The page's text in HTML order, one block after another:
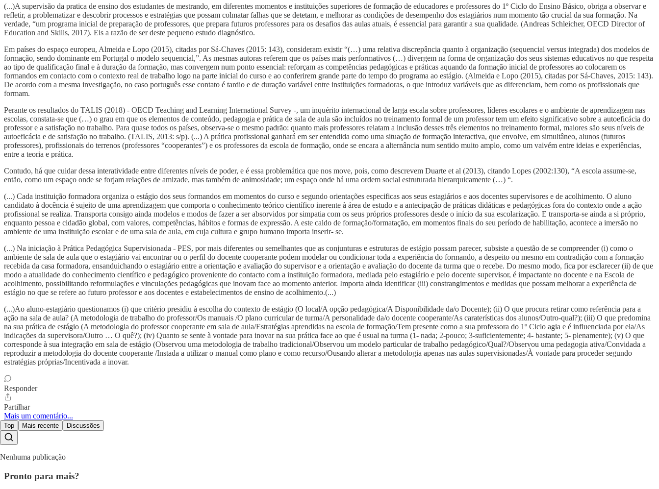
(...)A supervisão da pratica de ensino dos estudantes de mestrando, em diferentes momentos e instituições superiores de formação de educadores e professores do 1º Ciclo do Ensino Básico, obriga a observar e
refletir, a problematizar e descobrir processos e estratégias que possam colmatar falhas que se detetam, e melhorar as condições de desempenho dos estagiários num momento tão crucial da sua formação. Na
verdade, “um programa inicial de preparação de professores, que prepara futuros professores para os desafios das aulas atuais, é essencial para garantir a sua qualidade. (Andreas Schleicher, OECD Director of
Education and Skills, 2017). Eis a razão de ser deste pequeno estudo diagnóstico.
Em países do espaço europeu, Almeida e Lopo (2015), citadas por Sá-Chaves (2015: 143), consideram existir “(…) uma relativa discrepância quanto à organização (sequencial versus integrada) dos modelos de
formação, sendo dominante em Portugal o modelo sequencial,”. As mesmas autoras referem que os países mais performativos (…) divergem na forma de organização dos seus sistemas educativos no que respeita
ao tipo de qualificação final e à duração da formação, mas convergem num ponto essencial: reforçam as competências pedagógicas e práticas aquando da formação inicial de professores ao colocarem os
formandos em contacto com o contexto real de trabalho logo na parte inicial do curso e ao conferirem grande parte do tempo do programa ao estágio. (Almeida e Lopo (2015), citadas por Sá-Chaves, 2015: 143).
De acordo com a mesma investigação, no caso português esse contato é tardio e de duração variável entre instituições formadoras, o que introduz variáveis que as diferenciam, bem como os profissionais que
formam.
Perante os resultados do TALIS (2018) - OECD Teaching and Learning International Survey -, um inquérito internacional de larga escala sobre professores, líderes escolares e o ambiente de aprendizagem nas
escolas, constata-se que (…) o grau em que os elementos de conteúdo, pedagogia e prática de sala de aula são incluídos no treinamento formal de um professor tem um efeito significativo sobre a autoeficácia do
professor e a satisfação no trabalho. Para quase todos os países, observa-se o mesmo padrão: quanto mais professores relatam a inclusão desses três elementos no treinamento formal, maiores são seus níveis de
autoeficácia e de satisfação no trabalho. (TALIS, 2013: s/p). (...) A prática profissional ganhará em ser entendida como uma situação de formação interactiva, que envolve, em simultâneo, alunos (futuros
professores), profissionais do terrenos (professores “cooperantes”) e os professores da escola de formação, onde se encara a alternância num sentido muito amplo, como um vaivém entre ideias e experiências,
entre a teoria e prática.
Contudo, há que cuidar dessa interatividade entre diferentes níveis de poder, e é essa problemática que nos move, pois, como descrevem Duarte et al (2013), citando Lopes (2002:130), “A escola assume-se,
então, como um espaço onde se forjam relações de amizade, mas também de animosidade; um espaço onde há uma ordem social estruturada hierarquicamente (…) “.
(...) Cada instituição formadora organiza o estágio dos seus formandos em momentos do curso e segundo orientações especificas aos seus estagiários e aos docentes supervisores e de acolhimento. O aluno
candidato à docência é sujeito de uma aprendizagem que comporta o conhecimento teórico científico inerente à área de estudo e a antecipação de práticas didáticas e pedagógicas fora do contexto onde a ação
profissional se realiza. Transporta consigo ainda modelos e modos de fazer a ser absorvidos por simpatia com os seus próprios professores desde o início da sua escolarização. E transporta-se ainda a si próprio,
enquanto pessoa e cidadão global, com valores, competências, hábitos e formas de expressão. A este caldo de formação/formatação, em momentos finais do seu período de habilitação, acontece a imersão no
ambiente de uma instituição escolar e de uma sala de aula, em cuja cultura e grupo humano importa inserir- se.
(...) Na iniciação à Prática Pedagógica Supervisionada - PES, por mais diferentes ou semelhantes que as conjunturas e estruturas de estágio possam parecer, subsiste a questão de se compreender (i) como o
ambiente de sala de aula que o estagiário vai encontrar ou o perfil do docente cooperante podem modelar ou condicionar toda a experiência do formando, a despeito ou mesmo em contradição com a formação
recebida da casa formadora, ensanduichando o estagiário entre a orientação e avaliação do supervisor e a orientação e avaliação do docente da turma que o recebe. Do mesmo modo, fica por esclarecer (ii) de que
modo a atualidade do conhecimento científico e pedagógico proveniente do contacto com a instituição formadora, mediada pelo estagiário e pelo docente supervisor, é impactante no docente e na Escola de
acolhimento, possibilitando reformulações e vinculações pedagógicas que inovam face ao momento anterior. Importa ainda identificar (iii) constrangimentos e medidas que possam melhorar a experiência de
estágio no que se refere ao futuro professor e aos docentes e estabelecimentos de ensino de acolhimento.(...)
(...)Ao aluno-estagiário questionamos (i) que critério presidiu à escolha do contexto de estágio (O local/A opção pedagógica/A Disponibilidade da/o Docente); (ii) O que procura retirar como referência para a
ação na sala de aula? (A metodologia de trabalho do professor/Os manuais /O plano curricular de turma/A personalidade da/o docente cooperante/As caraterísticas dos alunos/Outro-qual?); (iii) O que predomina
na sua prática de estágio (A metodologia do professor cooperante em sala de aula/Estratégias aprendidas na escola de formação/Tem presente como a sua professora do 1º Ciclo agia e é influenciada por ela/As
indicações da supervisora/Outro … O quê?); (iv) Quanto se sente à vontade para inovar na sua prática face ao que é usual na turma (1- nada; 2-pouco; 3-suficientemente; 4- bastante; 5- plenamente); (v) O que
corresponde à sua integração em sala de estágio (Observou uma metodologia de trabalho tradicional/Observou um modelo particular de trabalho pedagógico/Qual?/Observou uma pedagogia ativa/Convidada a
reproduzir a metodologia do docente cooperante /Instada a utilizar o manual como plano e como recurso/Ousando alterar a metodologia apenas nas aulas supervisionadas/À vontade para proceder segundo
estratégias próprias/Incentivada a inovar.
Responder
Partilhar
Mais um comentário...
Top Mais recente Discussões
Nenhuma publicação
Pronto para mais?